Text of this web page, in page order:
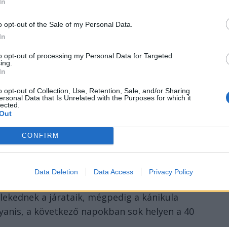
opt-out of the Sale of my Personal Data.
opt-out of processing my Personal Data for Targeted
opt-out of Collection, Use, Retention, Sale, and/or Sharing
Data that Is Unrelated with the Purposes for which it
CONFIRM
Data Deletion Data Access Privacy Policy
Gergely Balázs szerint, hogy a
Mihály-templom Europa Nostra-
átadásra is.
hanem inkább a
18-ikán kezdődő rendezvény fő erejét.
a kolozsvári városháza is kiemelt
lejjel támogatja a magyar napokat.
legviccesebb közleményét
arra figyelmeztette,a mélyen tisztelt
két nap során, vagyis egészen péntekig
a járataik, mégpedig a kánikula
a következő napokban sok helyen a 40